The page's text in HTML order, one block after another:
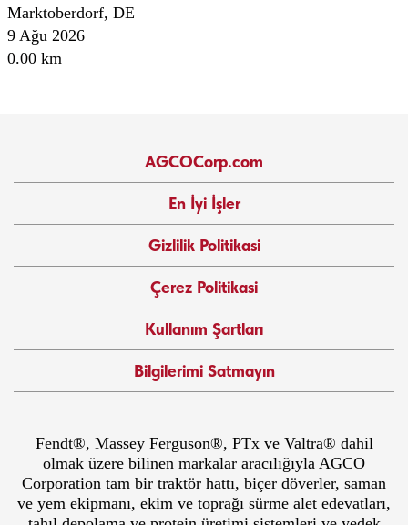
Marktoberdorf, DE
9 Ağu 2026
0.00 km
AGCOCorp.com
En İyi İşler
Gizlilik Politikasi
Çerez Politikasi
Kullanım Şartları
Bilgilerimi Satmayın
Fendt®, Massey Ferguson®, PTx ve Valtra® dahil
olmak üzere bilinen markalar aracılığıyla AGCO
Corporation tam bir traktör hattı, biçer döverler, saman
ve yem ekipmanı, ekim ve toprağı sürme alet edevatları,